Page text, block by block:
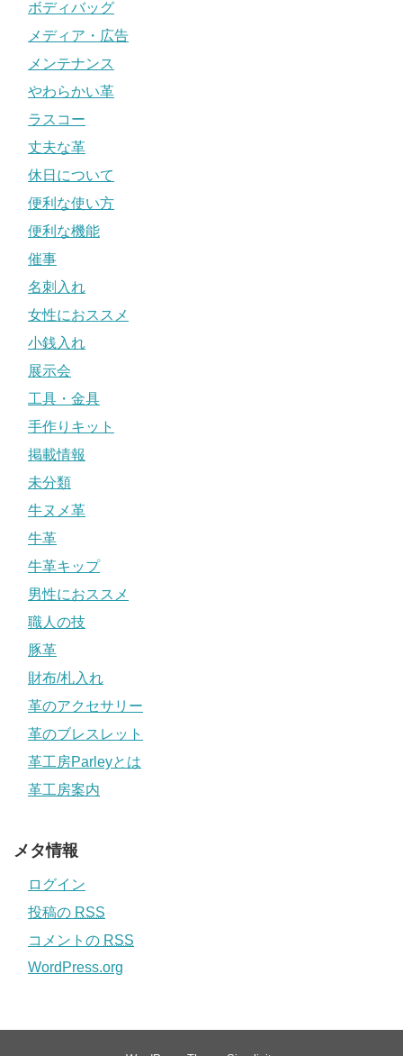
ボディバッグ
メディア・広告
メンテナンス
やわらかい革
ラスコー
丈夫な革
休日について
便利な使い方
便利な機能
催事
名刺入れ
女性におススメ
小銭入れ
展示会
工具・金具
手作りキット
掲載情報
未分類
牛ヌメ革
牛革
牛革キップ
男性におススメ
職人の技
豚革
財布/札入れ
革のアクセサリー
革のブレスレット
革工房Parleyとは
革工房案内
メタ情報
ログイン
投稿の RSS
コメントの RSS
WordPress.org